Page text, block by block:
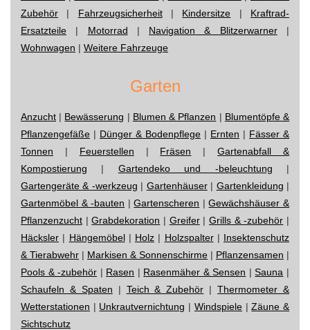
Zubehör | Fahrzeugsicherheit| Kindersitze | Kraftrad-
Ersatzteile | Motorrad | Navigation & Blitzerwarner|
Wohnwagen | Weitere Fahrzeuge
Garten
Anzucht | Bewässerung | Blumen & Pflanzen | Blumentöpfe &
Pflanzengefäße | Dünger & Bodenpflege | Ernten | Fässer &
Tonnen | Feuerstellen | Fräsen |Gartenabfall &
Kompostierung | Gartendeko und -beleuchtung |
Gartengeräte & -werkzeug | Gartenhäuser| Gartenkleidung |
Gartenmöbel & -bauten |Gartenscheren |Gewächshäuser &
Pflanzenzucht |Grabdekoration | Greifer|Grills & -zubehör |
Häcksler | Hängemöbel| Holz | Holzspalter| Insektenschutz
& Tierabwehr | Markisen & Sonnenschirme | Pflanzensamen |
Pools & -zubehör | Rasen | Rasenmäher & Sensen |Sauna |
Schaufeln & Spaten | Teich & Zubehör |Thermometer &
Wetterstationen | Unkrautvernichtung | Windspiele|Zäune &
Sichtschutz